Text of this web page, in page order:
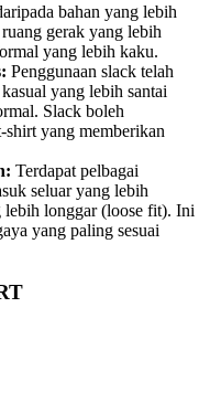
bahan yang lebih
gerak yang lebih
yang lebih kaku.
Penggunaan slack telah
yang lebih santai
Slack boleh
shirt yang memberikan
Terdapat pelbagai
seluar yang lebih
longgar (loose fit). Ini
yang paling sesuai